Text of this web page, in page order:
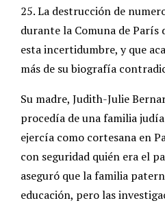
25. La destrucción de
durante la Comuna de París
esta incertidumbre, y que
más de su biografía
Su madre, Judith-Julie
procedía de una familia
ejercía como cortesana en
con seguridad quién era el
aseguró que la familia
educación, pero las